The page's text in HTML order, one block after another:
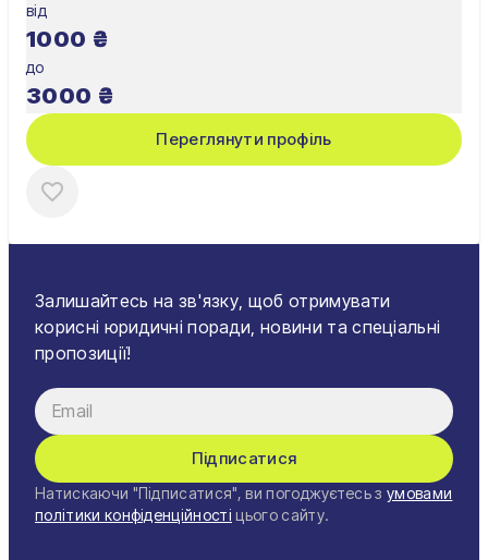
від
1000 ₴
до
3000 ₴
Переглянути профіль
Залишайтесь на зв'язку, щоб отримувати
корисні юридичні поради, новини та спеціальні
пропозиції!
Підписатися
Натискаючи "Підписатися", ви погоджуєтесь з умовами
політики конфіденційності цього сайту.